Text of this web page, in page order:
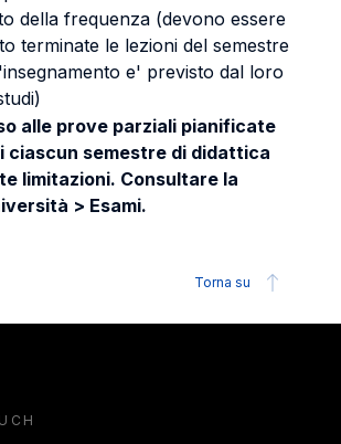
della frequenza (devono essere
terminate le lezioni del semestre
e' previsto dal loro
alle prove parziali pianificate
ciascun semestre di didattica
limitazioni. Consultare la
> Esami.
Torna su